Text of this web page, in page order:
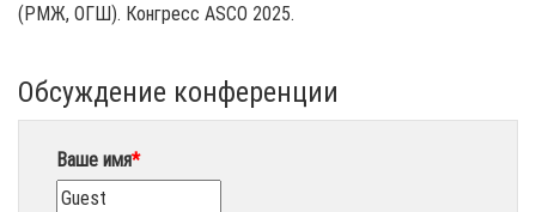
(РМЖ, ОГШ). Конгресс ASCO 2025.
Обсуждение конференции
Ваше имя*